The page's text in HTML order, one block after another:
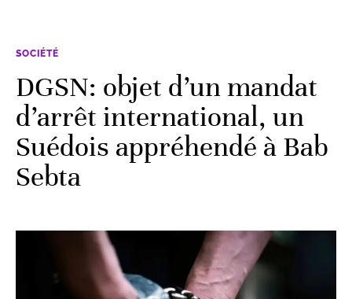
SOCIÉTÉ
DGSN: objet d’un mandat
d’arrêt international, un
Suédois appréhendé à Bab
Sebta